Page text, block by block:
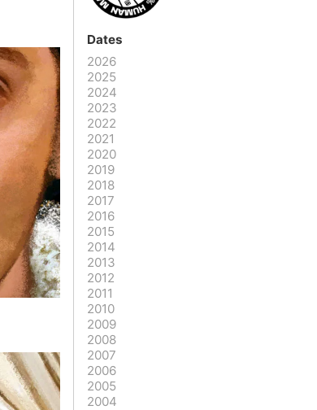
Dates
2026
2025
2024
2023
2022
2021
2020
2019
2018
2017
2016
2015
2014
2013
2012
2011
2010
2009
2008
2007
2006
2005
2004